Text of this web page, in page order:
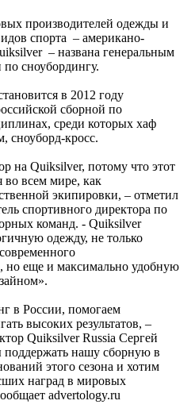
производителей одежды и
спорта – американо-
– названа генеральным
сноубордингу.
в 2012 году
сборной по
среди которых хаф
сноуборд-кросс.
на Quiksilver, потому что этот
во всем мире, как
экипировки, – отметил
спортивного директора по
команд. - Quiksilver
одежду, не только
но еще и максимально удобную
в России, помогаем
высоких результатов, –
Quiksilver Russia Сергей
нашу сборную в
этого сезона и хотим
наград в мировых
advertology.ru